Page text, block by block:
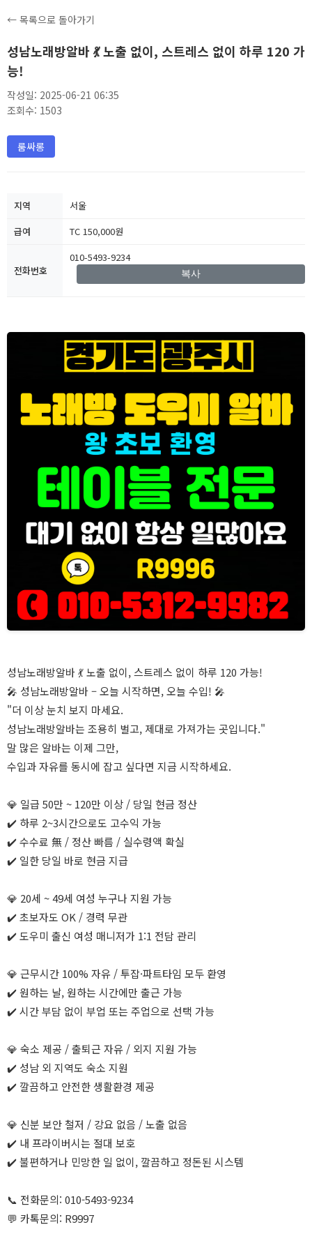
← 목록으로 돌아가기
성남노래방알바 💃 노출 없이, 스트레스 없이 하루 120 가
능!
작성일: 2025-06-21 06:35
조회수: 1503
룸싸롱
지역
서울
급여
TC 150,000원
전화번호
010-5493-9234
복사
성남노래방알바 💃 노출 없이, 스트레스 없이 하루 120 가능!
🎤 성남노래방알바 – 오늘 시작하면, 오늘 수입! 🎤
"더 이상 눈치 보지 마세요.
성남노래방알바는 조용히 벌고, 제대로 가져가는 곳입니다."
말 많은 알바는 이제 그만,
수입과 자유를 동시에 잡고 싶다면 지금 시작하세요.
💎 일급 50만 ~ 120만 이상 / 당일 현금 정산
✔️ 하루 2~3시간으로도 고수익 가능
✔️ 수수료 無 / 정산 빠름 / 실수령액 확실
✔️ 일한 당일 바로 현금 지급
💎 20세 ~ 49세 여성 누구나 지원 가능
✔️ 초보자도 OK / 경력 무관
✔️ 도우미 출신 여성 매니저가 1:1 전담 관리
💎 근무시간 100% 자유 / 투잡·파트타임 모두 환영
✔️ 원하는 날, 원하는 시간에만 출근 가능
✔️ 시간 부담 없이 부업 또는 주업으로 선택 가능
💎 숙소 제공 / 출퇴근 자유 / 외지 지원 가능
✔️ 성남 외 지역도 숙소 지원
✔️ 깔끔하고 안전한 생활환경 제공
💎 신분 보안 철저 / 강요 없음 / 노출 없음
✔️ 내 프라이버시는 절대 보호
✔️ 불편하거나 민망한 일 없이, 깔끔하고 정돈된 시스템
📞 전화문의: 010-5493-9234
💬 카톡문의: R9997